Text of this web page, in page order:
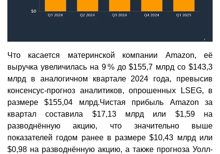
Что касается материнской компании Amazon, её
выручка увеличилась на 9 % до $155,7 млрд со $143,3
млрд в аналогичном квартале 2024 года, превысив
консенсус-прогноз аналитиков, опрошенных LSEG, в
размере $155,04 млрд.Чистая прибыль Amazon за
квартал составила $17,13 млрд или $1,59 на
разводнённую акцию, что значительно выше
показателей годом ранее в размере $10,43 млрд или
$0,98 на разводнённую акцию, а также прогноза Уолл-